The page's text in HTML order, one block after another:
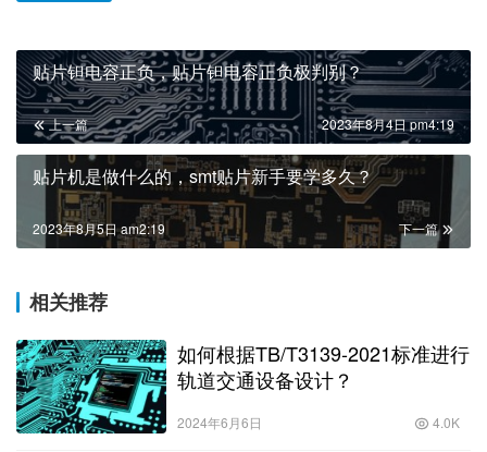
贴片钽电容正负，贴片钽电容正负极判别？
上一篇 2023年8月4日 pm4:19
贴片机是做什么的，smt贴片新手要学多久？
下一篇
2023年8月5日 am2:19
相关推荐
如何根据TB/T3139-2021标准进行
轨道交通设备设计？
2024年6月6日 4.0K